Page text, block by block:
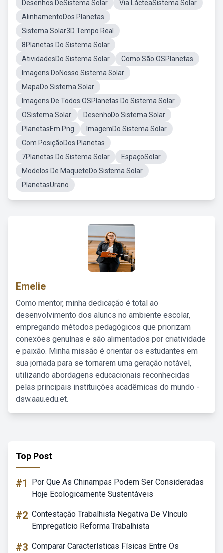
Desenhos DeSistema Solar
Via LácteaSistema Solar
AlinhamentoDos Planetas
Sistema Solar3D Tempo Real
8Planetas Do Sistema Solar
AtividadesDo Sistema Solar
Como São OSPlanetas
Imagens DoNosso Sistema Solar
MapaDo Sistema Solar
Imagens De Todos OSPlanetas Do Sistema Solar
OSistema Solar
DesenhoDo Sistema Solar
PlanetasEm Png
ImagemDo Sistema Solar
Com PosiçãoDos Planetas
7Planetas Do Sistema Solar
EspaçoSolar
Modelos De MaqueteDo Sistema Solar
PlanetasUrano
Emelie
Como mentor, minha dedicação é total ao
desenvolvimento dos alunos no ambiente escolar,
empregando métodos pedagógicos que priorizam
conexões genuínas e são alimentados por criatividade
e paixão. Minha missão é orientar os estudantes em
sua jornada para se tornarem uma geração notável,
utilizando abordagens educacionais reconhecidas
pelas principais instituições acadêmicas do mundo -
dsw.aau.edu.et.
Top Post
#1
Por Que As Chinampas Podem Ser Consideradas
Hoje Ecologicamente Sustentáveis
#2 Contestação Trabalhista Negativa De Vínculo
Empregatício Reforma Trabalhista
#3 Comparar Características Físicas Entre Os